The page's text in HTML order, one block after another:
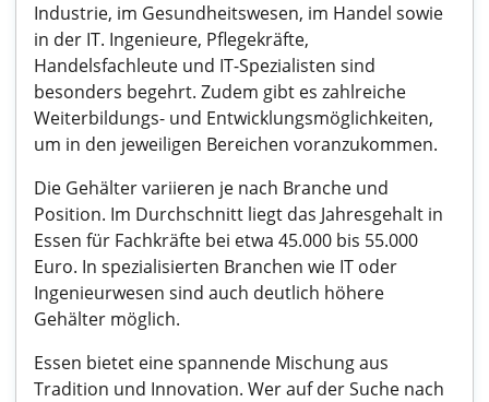
Industrie, im Gesundheitswesen, im Handel sowie
in der IT. Ingenieure, Pflegekräfte,
Handelsfachleute und IT-Spezialisten sind
besonders begehrt. Zudem gibt es zahlreiche
Weiterbildungs- und Entwicklungsmöglichkeiten,
um in den jeweiligen Bereichen voranzukommen.
Die Gehälter variieren je nach Branche und
Position. Im Durchschnitt liegt das Jahresgehalt in
Essen für Fachkräfte bei etwa 45.000 bis 55.000
Euro. In spezialisierten Branchen wie IT oder
Ingenieurwesen sind auch deutlich höhere
Gehälter möglich.
Essen bietet eine spannende Mischung aus
Tradition und Innovation. Wer auf der Suche nach